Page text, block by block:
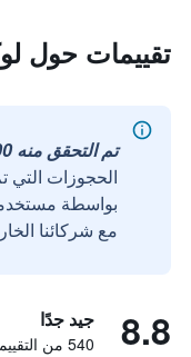
تقييمات حول
تم التحقق منه 100%
الحجوزات التي
مع شركائنا
8.8 جيد جدًا
540 من التقييمات تم التحقق منها